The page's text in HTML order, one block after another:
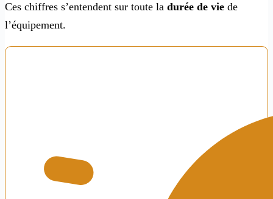
Ces chiffres s’entendent sur toute la durée de vie de
l’équipement.